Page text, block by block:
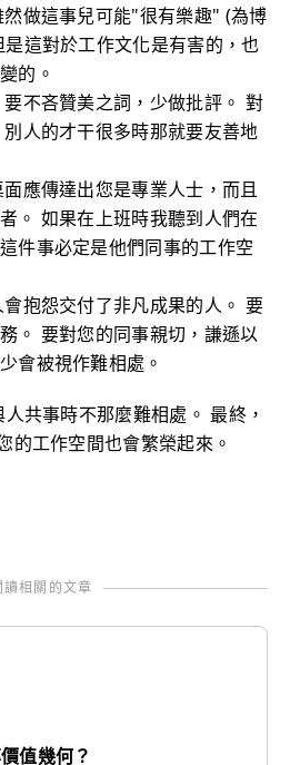
做這事兒可能"很有樂趣" (為博
這對於工作文化是有害的，也
的。
不吝贊美之詞，少做批評。 對
人的才干很多時那就要友善地
應傳達出您是專業人士，而且
。 如果在上班時我聽到人們在
件事必定是他們同事的工作空
抱怨交付了非凡成果的人。 要
。 要對您的同事親切，謙遜以
會被視作難相處。
共事時不那麼難相處。 最終，
的工作空間也會繁榮起來。
讀相關的文章
值幾何？